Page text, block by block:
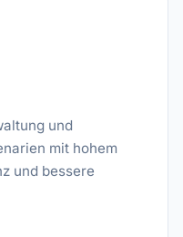
und
mit hohem
und bessere